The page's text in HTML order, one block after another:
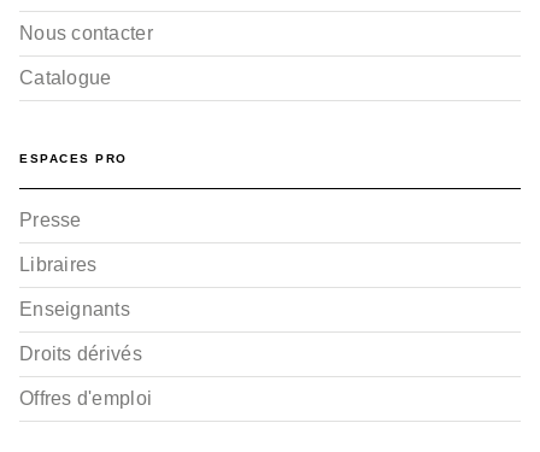
Nous contacter
Catalogue
ESPACES PRO
Presse
Libraires
Enseignants
Droits dérivés
Offres d'emploi